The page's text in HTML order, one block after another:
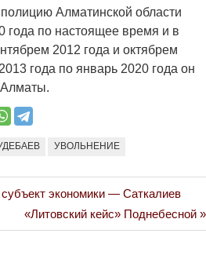
Алматинской области
года по настоящее время и в
2012 года и октябрем
года по январь 2020 года он
УВОЛЬНЕНИЕ
экономики — Саткалиев
Next
Post:
«Литовский кейс» Поднебесной